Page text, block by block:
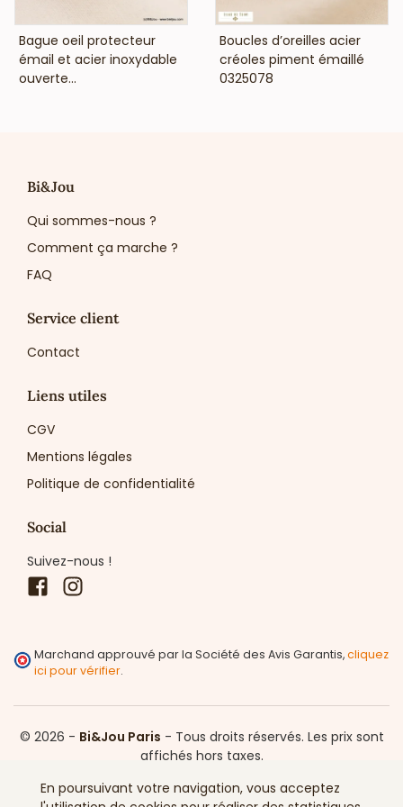
VOIR LE PRIX
Bague oeil protecteur
émail et acier inoxydable
ouverte...
VOIR LE PRIX
Boucles d’oreilles acier
créoles piment émaillé
0325078
Bi&Jou
Qui sommes-nous ?
Comment ça marche ?
FAQ
Service client
Contact
Liens utiles
CGV
Mentions légales
Politique de confidentialité
Social
Suivez-nous !
Facebook
Marchand approuvé par la Société des Avis Garantis,cliquez
ici pour vérifier.
© 2026 - Bi&Jou Paris - Tous droits réservés. Les prix sont
affichés hors taxes.
En poursuivant votre navigation, vous acceptez